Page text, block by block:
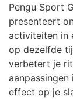
Pengu Sport
presenteert
activiteiten in
op dezelfde
verbetert je
effect op je